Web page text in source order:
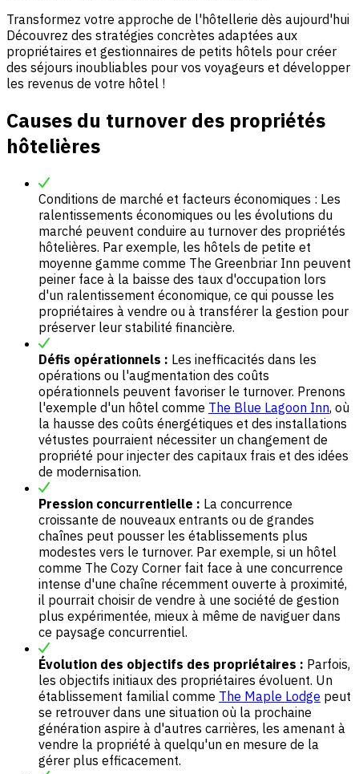
Transformez votre approche de l'hôtellerie dès aujourd'hui
Découvrez des stratégies concrètes adaptées aux
propriétaires et gestionnaires de petits hôtels pour créer
des séjours inoubliables pour vos voyageurs et développer
les revenus de votre hôtel !
Causes du turnover des propriétés
hôtelières
Conditions de marché et facteurs économiques : Les
ralentissements économiques ou les évolutions du
marché peuvent conduire au turnover des propriétés
hôtelières. Par exemple, les hôtels de petite et
moyenne gamme comme The Greenbriar Inn peuvent
peiner face à la baisse des taux d'occupation lors
d'un ralentissement économique, ce qui pousse les
propriétaires à vendre ou à transférer la gestion pour
préserver leur stabilité financière.
Défis opérationnels : Les inefficacités dans les
opérations ou l'augmentation des coûts
opérationnels peuvent favoriser le turnover. Prenons
l'exemple d'un hôtel comme The Blue Lagoon Inn, où
la hausse des coûts énergétiques et des installations
vétustes pourraient nécessiter un changement de
propriété pour injecter des capitaux frais et des idées
de modernisation.
Pression concurrentielle : La concurrence
croissante de nouveaux entrants ou de grandes
chaînes peut pousser les établissements plus
modestes vers le turnover. Par exemple, si un hôtel
comme The Cozy Corner fait face à une concurrence
intense d'une chaîne récemment ouverte à proximité,
il pourrait choisir de vendre à une société de gestion
plus expérimentée, mieux à même de naviguer dans
ce paysage concurrentiel.
Évolution des objectifs des propriétaires : Parfois,
les objectifs initiaux des propriétaires évoluent. Un
établissement familial comme The Maple Lodge peut
se retrouver dans une situation où la prochaine
génération aspire à d'autres carrières, les amenant à
vendre la propriété à quelqu'un en mesure de la
gérer plus efficacement.